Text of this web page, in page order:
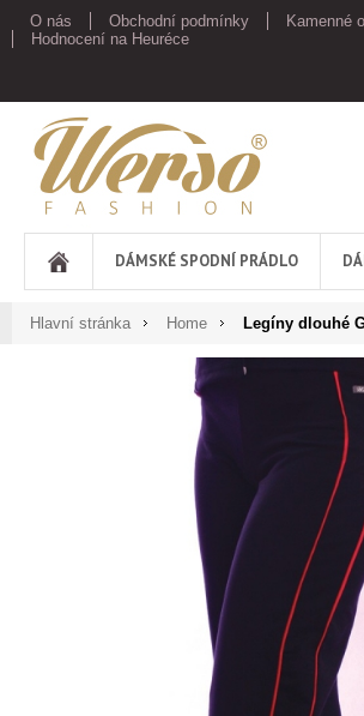
O nás Obchodní podmínky Kamenné
Hodnocení na Heuréce
Werso
DÁMSKÉ SPODNÍ PRÁDLO
Hlavní stránka Home Legíny dlouhé